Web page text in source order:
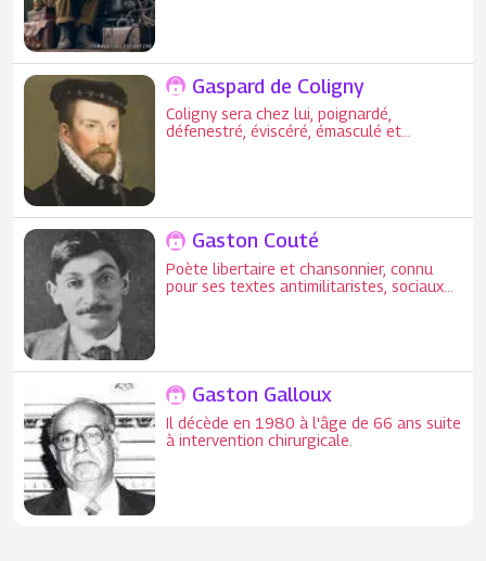
Gaspard de Coligny
Coligny sera chez lui, poignardé,
défenestré, éviscéré, émasculé et
Gaston Couté
Poète libertaire et chansonnier, connu
pour ses textes antimilitaristes, sociaux
Gaston Galloux
Il décède en 1980 à l'âge de 66 ans suite
à intervention chirurgicale.